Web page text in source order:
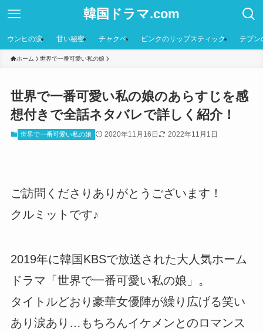
韓国ドラマ.com
ウンヒの涙 甘い秘密 チャクペ ピンクのリップスティック テプン
ホーム 世界で一番可愛い私の娘
世界で一番可愛い私の娘のあらすじを感
想付きで全話ネタバレで詳しく紹介！
世界で一番可愛い私の娘 2020年11月16日 2022年11月1日
ご訪問くださりありがとうございます！
クルミットです♪
2019年に韓国KBSで放送された大人気ホーム
ドラマ「世界で一番可愛い私の娘」。
タイトルどおり豪華女優陣が繰り広げる笑い
あり涙あり…もちろんイケメンとのロマンス